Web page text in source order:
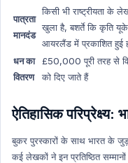
पात्रता
मानदंड
किसी भी राष्ट्रीयता के
खुला है, बशर्ते कि कृति
आयरलैंड में प्रकाशित हुई
धन का
वितरण
£50,000 पूरी तरह से
को दिए जाते हैं
ऐतिहासिक
बुकर पुरस्कारों के साथ भारत के
कई लेखकों ने इन प्रतिष्ठित